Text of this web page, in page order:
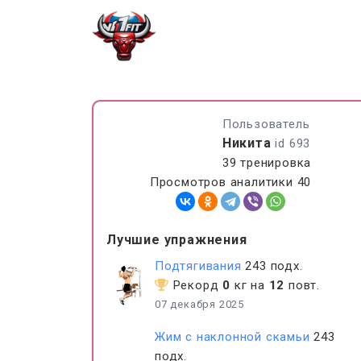
Пользователь
Никита id 693
39 тренировка
Просмотров аналитики 40
Лучшие упражнения
Подтягивания 243 подх.
Рекорд 0 кг на 12 повт.
07 декабря 2025
Жим с наклонной скамьи 243
подх.